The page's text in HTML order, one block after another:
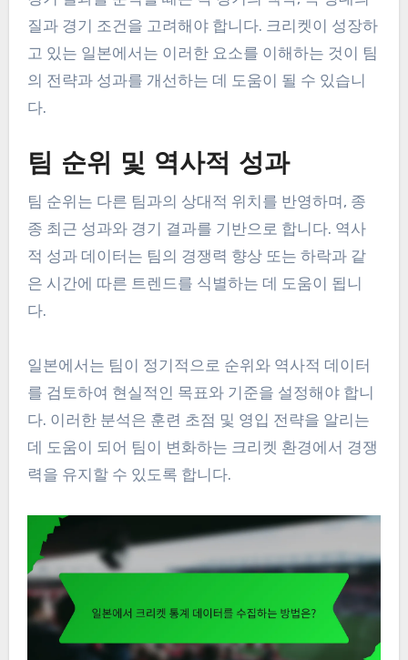
질과 경기 조건을 고려해야 합니다. 크리켓이 성장하
고 있는 일본에서는 이러한 요소를 이해하는 것이 팀
의 전략과 성과를 개선하는 데 도움이 될 수 있습니
다.
팀 순위 및 역사적 성과
팀 순위는 다른 팀과의 상대적 위치를 반영하며, 종
종 최근 성과와 경기 결과를 기반으로 합니다. 역사
적 성과 데이터는 팀의 경쟁력 향상 또는 하락과 같
은 시간에 따른 트렌드를 식별하는 데 도움이 됩니
다.
일본에서는 팀이 정기적으로 순위와 역사적 데이터
를 검토하여 현실적인 목표와 기준을 설정해야 합니
다. 이러한 분석은 훈련 초점 및 영입 전략을 알리는
데 도움이 되어 팀이 변화하는 크리켓 환경에서 경쟁
력을 유지할 수 있도록 합니다.